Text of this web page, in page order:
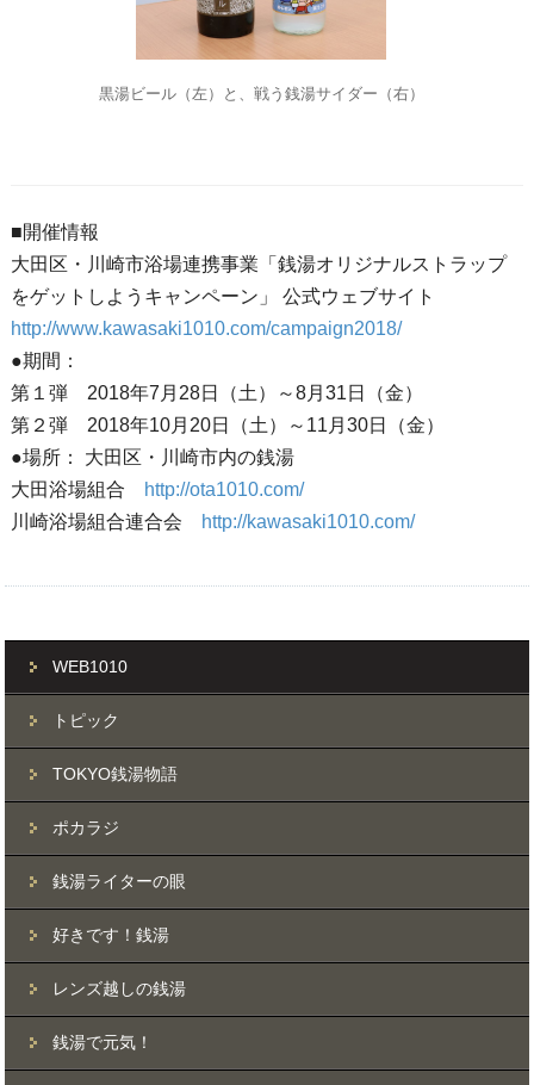
黒湯ビール（左）と、戦う銭湯サイダー（右）
■開催情報
大田区・川崎市浴場連携事業「銭湯オリジナルストラップ
をゲットしようキャンペーン」 公式ウェブサイト
http://www.kawasaki1010.com/campaign2018/
●期間：
第１弾 2018年7月28日（土）～8月31日（金）
第２弾 2018年10月20日（土）～11月30日（金）
●場所： 大田区・川崎市内の銭湯
大田浴場組合
http://ota1010.com/
川崎浴場組合連合会
http://kawasaki1010.com/
WEB1010
トピック
TOKYO銭湯物語
ポカラジ
銭湯ライターの眼
好きです！銭湯
レンズ越しの銭湯
銭湯で元気！